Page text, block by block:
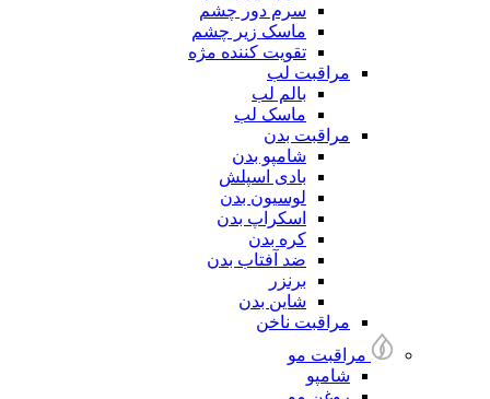
سرم دور چشم
ماسک زیر چشم
تقویت کننده مژه
مراقبت لب
بالم لب
ماسک لب
مراقبت بدن
شامپو بدن
بادی اسپلش
لوسیون بدن
اسکراپ بدن
کره بدن
ضد آفتاب بدن
برنزر
شاین بدن
مراقبت ناخن
مراقبت مو
شامپو